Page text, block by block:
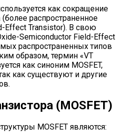
как сокращение
(более распространенное
Effect Transistor). В свою
Semiconductor Field-Effect
распространенных типов
образом, термин «VT
как синоним MOSFET,
как существуют и другие
(MOSFET)
MOSFET являются: